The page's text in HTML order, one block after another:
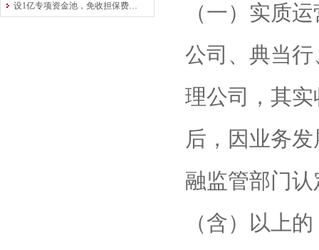
设1亿专项资金池，免收担保费！中原再担保为交通运输行业“加油”
（一）实质
公司、典当
理公司，其
后，因业务
融监管部门
（含）以上